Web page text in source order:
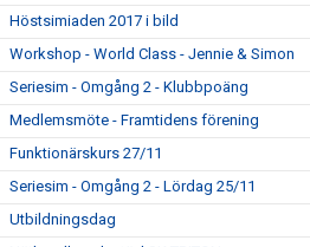
Höstsimiaden 2017 i bild
Workshop - World Class - Jennie & Simon
Seriesim - Omgång 2 - Klubbpoäng
Medlemsmöte - Framtidens förening
Funktionärskurs 27/11
Seriesim - Omgång 2 - Lördag 25/11
Utbildningsdag